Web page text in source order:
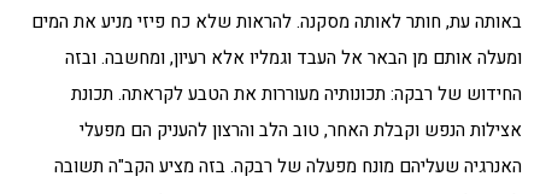
באותה עת, חותר לאותה מסקנה. להראות שלא כח פיזי מניע את המים
ומעלה אותם מן הבאר אל העבד וגמליו אלא רעיון, ומחשבה. ובזה
החידוש של רבקה: תכונותיה מעוררות את הטבע לקראתה. תכונת
אצילות הנפש וקבלת האחר, טוב הלב והרצון להעניק הם מפעלי
האנרגיה שעליהם מונח מפעלה של רבקה. בזה מציע הקב"ה תשובה